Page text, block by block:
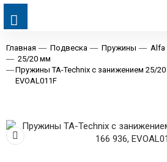
Главная Подвеска Пружины Alfa
25/20 мм
Пружины TA-Technix с занижением 25/
EVOAL011F